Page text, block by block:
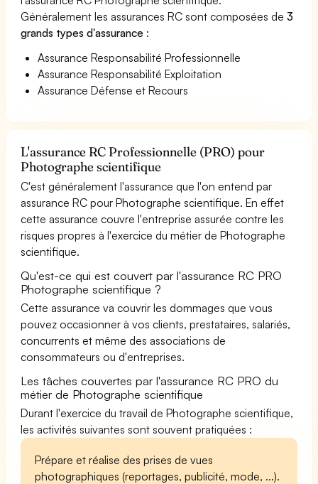
Généralement les assurances RC sont composées de3
grands types d'assurance :
Assurance Responsabilité Professionnelle
Assurance Responsabilité Exploitation
Assurance Défense et Recours
L'assurance RC Professionnelle (PRO) pour
Photographe scientifique
C'est généralement l'assurance que l'on entend par
assurance RC pour Photographe scientifique. En effet
cette assurance couvre l'entreprise assurée contre les
risques propres à l'exercice du métier de Photographe
scientifique.
Qu'est-ce qui est couvert par l'assurance RC PRO
Photographe scientifique ?
Cette assurance va couvrir les dommages que vous
pouvez occasionner à vos clients, prestataires, salariés,
concurrents et même des associations de
consommateurs ou d'entreprises.
Les tâches couvertes par l'assurance RC PRO du
métier de Photographe scientifique
Durant l'exercice du travail de Photographe scientifique,
les activités suivantes sont souvent pratiquées :
Prépare et réalise des prises de vues
photographiques (reportages, publicité, mode, ...).